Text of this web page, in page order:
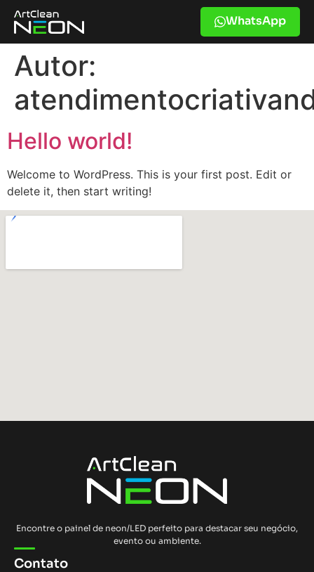
WhatsApp
Autor:
Hello world!
Welcome to WordPress. This is your first post. Edit or
delete it, then start writing!
Encontre o painel de neon/LED perfeito para destacar seu negócio,
evento ou ambiente.
Contato